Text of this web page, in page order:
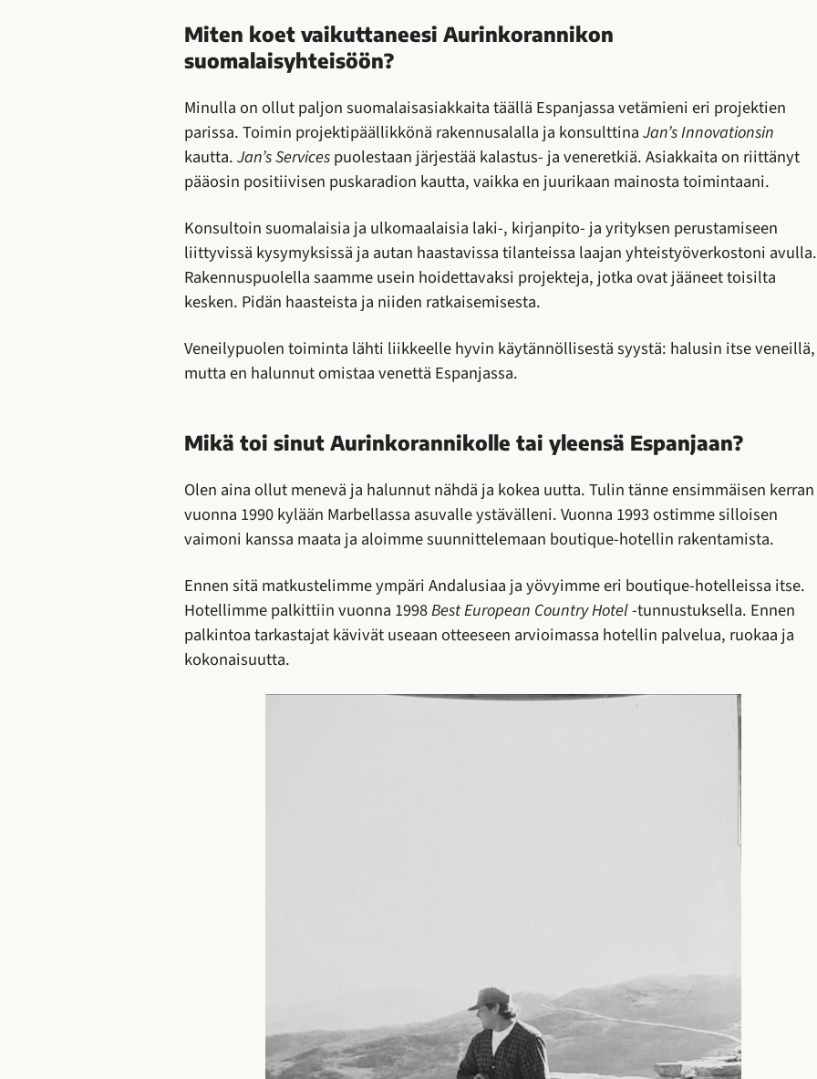
Miten koet vaikuttaneesi Aurinkorannikon
suomalaisyhteisöön?
Minulla on ollut paljon suomalaisasiakkaita täällä Espanjassa vetämieni eri projektien
parissa. Toimin projektipäällikkönä rakennusalalla ja konsulttinaJan’s Innovationsin
kautta.Jan’s Servicespuolestaan järjestää kalastus- ja veneretkiä. Asiakkaita on riittänyt
pääosin positiivisen puskaradion kautta, vaikka en juurikaan mainosta toimintaani.
Konsultoin suomalaisia ja ulkomaalaisia laki-, kirjanpito- ja yrityksen perustamiseen
liittyvissä kysymyksissä ja autan haastavissa tilanteissa laajan yhteistyöverkostoni avulla.
Rakennuspuolella saamme usein hoidettavaksi projekteja, jotka ovat jääneet toisilta
kesken. Pidän haasteista ja niiden ratkaisemisesta.
Veneilypuolen toiminta lähti liikkeelle hyvin käytännöllisestä syystä: halusin itse veneillä,
mutta en halunnut omistaa venettä Espanjassa.
Mikä toi sinut Aurinkorannikolle tai yleensä Espanjaan?
Olen aina ollut menevä ja halunnut nähdä ja kokea uutta. Tulin tänne ensimmäisen kerran
vuonna 1990 kylään Marbellassa asuvalle ystävälleni. Vuonna 1993 ostimme silloisen
vaimoni kanssa maata ja aloimme suunnittelemaan boutique-hotellin rakentamista.
Ennen sitä matkustelimme ympäri Andalusiaa ja yövyimme eri boutique-hotelleissa itse.
Hotellimme palkittiin vuonna 1998Best European Country Hotel-tunnustuksella. Ennen
palkintoa tarkastajat kävivät useaan otteeseen arvioimassa hotellin palvelua, ruokaa ja
kokonaisuutta.